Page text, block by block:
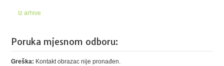
Iz arhive
Poruka mjesnom odboru:
Greška: Kontakt obrazac nije pronađen.